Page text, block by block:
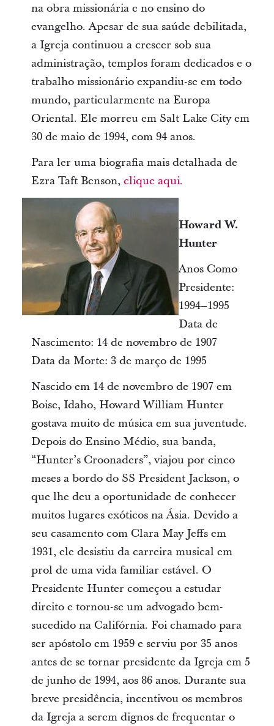
na obra missionária e no ensino do
evangelho. Apesar de sua saúde debilitada,
a Igreja continuou a crescer sob sua
administração, templos foram dedicados e o
trabalho missionário expandiu-se em todo
mundo, particularmente na Europa
Oriental. Ele morreu em Salt Lake City em
30 de maio de 1994, com 94 anos.
Para ler uma biografia mais detalhada de
Ezra Taft Benson, clique aqui.
Howard W.
Hunter
Anos Como
Presidente:
1994–1995
Data de
Nascimento: 14 de novembro de 1907
Data da Morte: 3 de março de 1995
Nascido em 14 de novembro de 1907 em
Boise, Idaho, Howard William Hunter
gostava muito de música em sua juventude.
Depois do Ensino Médio, sua banda,
“Hunter’s Croonaders”, viajou por cinco
meses a bordo do SS President Jackson, o
que lhe deu a oportunidade de conhecer
muitos lugares exóticos na Ásia. Devido a
seu casamento com Clara May Jeffs em
1931, ele desistiu da carreira musical em
prol de uma vida familiar estável. O
Presidente Hunter começou a estudar
direito e tornou-se um advogado bem-
sucedido na Califórnia. Foi chamado para
ser apóstolo em 1959 e serviu por 35 anos
antes de se tornar presidente da Igreja em 5
de junho de 1994, aos 86 anos. Durante sua
breve presidência, incentivou os membros
da Igreja a serem dignos de frequentar o